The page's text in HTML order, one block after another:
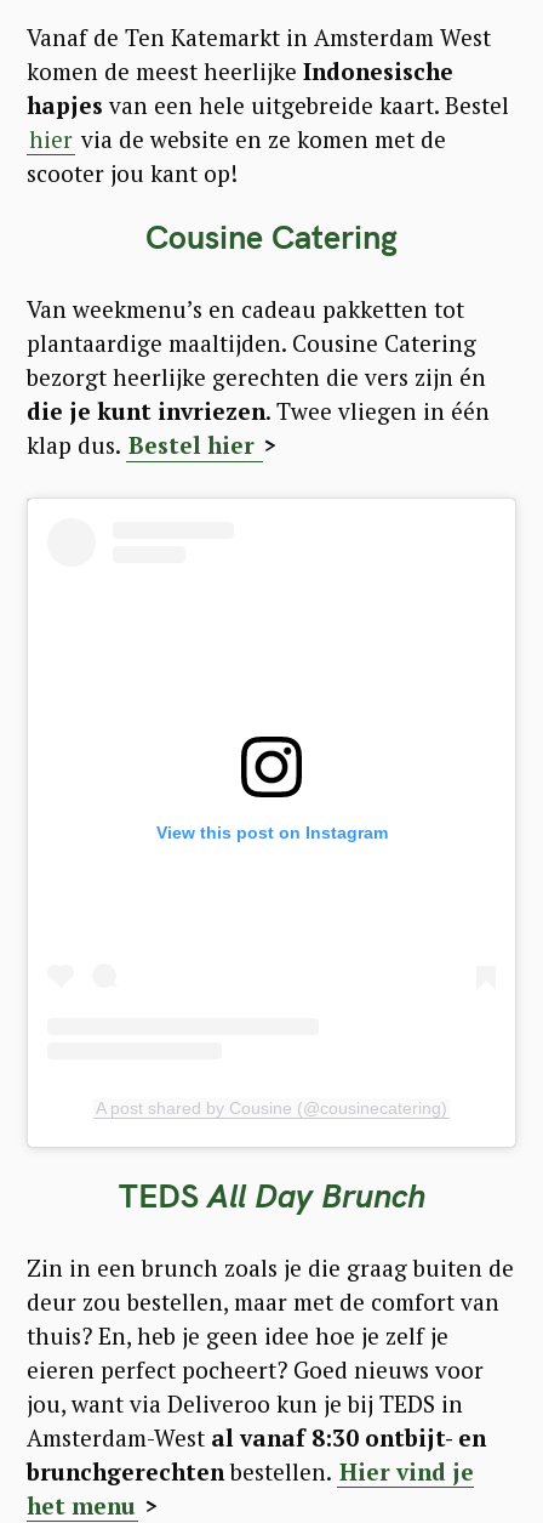
Vanaf de Ten Katemarkt in Amsterdam West
komen de meest heerlijke Indonesische
hapjesvan een hele uitgebreide kaart. Bestel
hier via de website en ze komen met de
scooter jou kant op!
Cousine Catering
Van weekmenu’s en cadeau pakketten tot
plantaardige maaltijden. Cousine Catering
bezorgt heerlijke gerechten die vers zijn én
die je kunt invriezen. Twee vliegen in één
klap dus. Bestel hier >
View this post on Instagram
A post shared by Cousine (@cousinecatering)
TEDSAll Day Brunch
Zin in een brunch zoals je die graag buiten de
deur zou bestellen, maar met de comfort van
thuis? En, heb je geen idee hoe je zelf je
eieren perfect pocheert? Goed nieuws voor
jou, want via Deliveroo kun je bij TEDS in
Amsterdam-West al vanaf 8:30 ontbijt- en
brunchgerechtenbestellen. Hier vind je
het menu >